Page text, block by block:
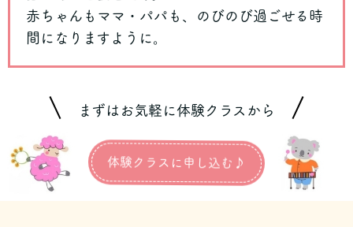
赤ちゃんもママ・パパも、のびのび過ごせる時
間になりますように。
まずはお気軽に体験クラスから
体験クラスに申し込む♪